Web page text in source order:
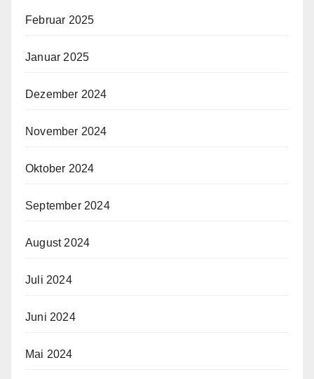
Februar 2025
Januar 2025
Dezember 2024
November 2024
Oktober 2024
September 2024
August 2024
Juli 2024
Juni 2024
Mai 2024